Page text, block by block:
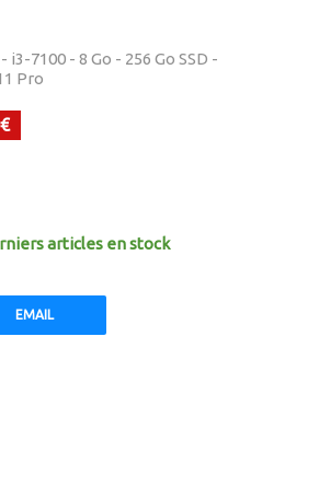
7100 - 8 Go - 256 Go SSD -
Pro
articles en stock
EMAIL